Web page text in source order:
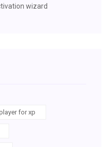
wizard
for xp